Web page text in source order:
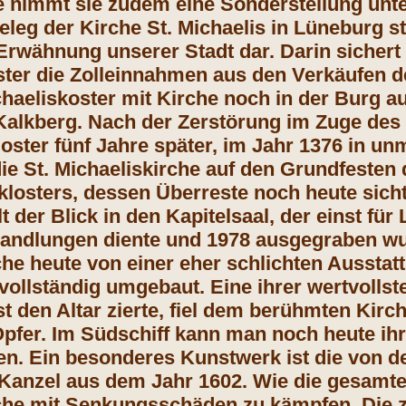
der Kirche St. Michaelis in Lüneburg
unserer Stadt dar. Darin
die Zolleinnahmen aus den Verkäufen
mit Kirche noch in der Burg
. Nach der Zerstörung im Zuge
fünf Jahre später, im Jahr 1376 in
St. Michaeliskirche auf den Grundfesten
dessen Überreste noch heute
der Blick in den Kapitelsaal, der einst für
diente und 1978 ausgegraben
heute von einer eher schlichten
umgebaut. Eine ihrer
den Altar zierte, fiel dem berühmten
Im Südschiff kann man noch heute
Ein besonderes Kunstwerk ist die von
aus dem Jahr 1602. Wie die